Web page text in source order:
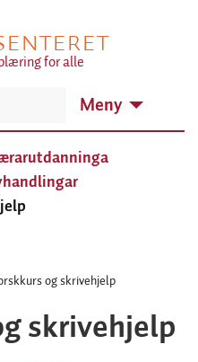
for alle
Meny
og skrivehjelp
skrivehjelp